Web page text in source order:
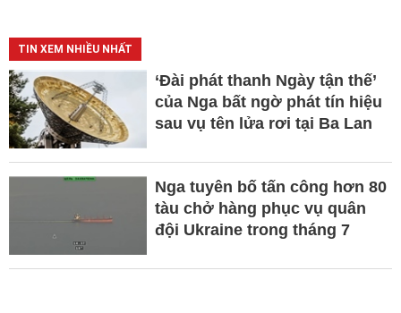
TIN XEM NHIỀU NHẤT
‘Đài phát thanh Ngày tận thế’
của Nga bất ngờ phát tín hiệu
sau vụ tên lửa rơi tại Ba Lan
Nga tuyên bố tấn công hơn 80
tàu chở hàng phục vụ quân
đội Ukraine trong tháng 7